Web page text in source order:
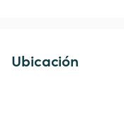
Ubicación